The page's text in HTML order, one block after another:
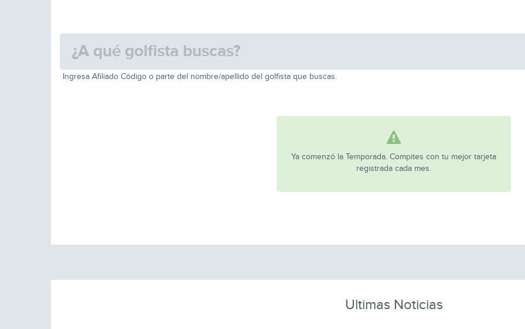
Ingresa Afiliado Código o parte del nombre/apellido del golfista que buscas.
Ya comenzó la Temporada. Compites con tu mejor tarjeta
registrada cada mes.
Ultimas Noticias